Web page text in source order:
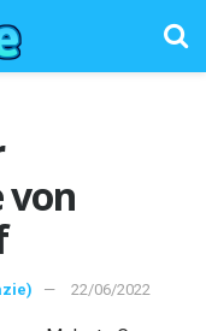
von
22/06/2022